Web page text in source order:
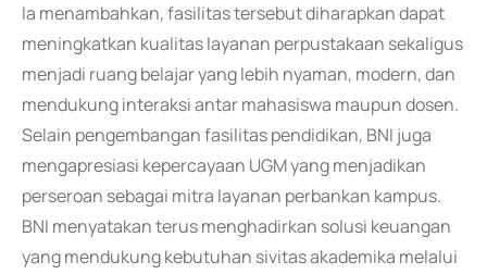
Ia menambahkan, fasilitas tersebut diharapkan dapat
meningkatkan kualitas layanan perpustakaan sekaligus
menjadi ruang belajar yang lebih nyaman, modern, dan
mendukung interaksi antar mahasiswa maupun dosen.
Selain pengembangan fasilitas pendidikan, BNI juga
mengapresiasi kepercayaan UGM yang menjadikan
perseroan sebagai mitra layanan perbankan kampus.
BNI menyatakan terus menghadirkan solusi keuangan
yang mendukung kebutuhan sivitas akademika melalui